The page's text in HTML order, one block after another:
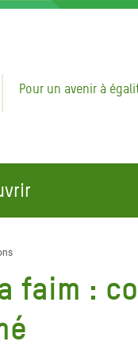
Pour un avenir à
au
faim :